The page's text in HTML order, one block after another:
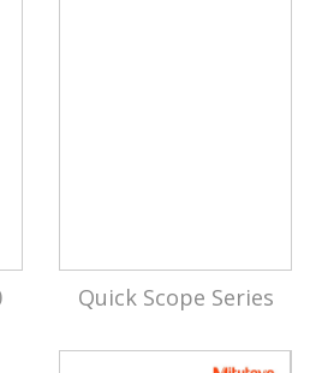
Quick Scope Series